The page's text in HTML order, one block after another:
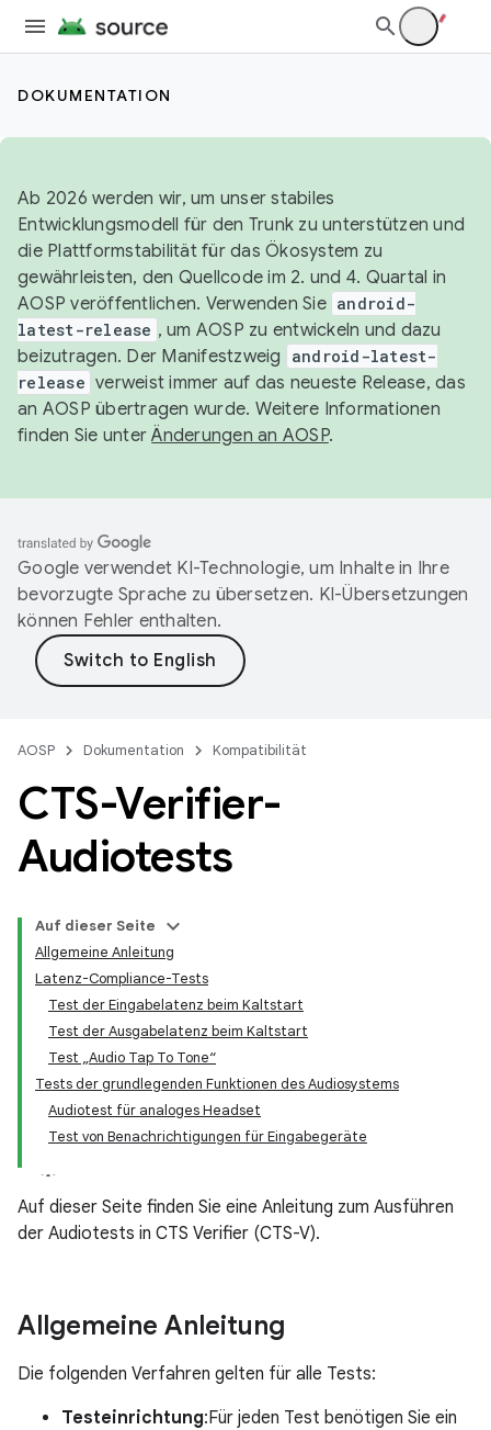
DOKUMENTATION
Ab 2026 werden wir, um unser stabiles
Entwicklungsmodell für den Trunk zu unterstützen und
die Plattformstabilität für das Ökosystem zu
gewährleisten, den Quellcode im 2. und 4. Quartal in
AOSP veröffentlichen. Verwenden Sie android-
latest-release , um AOSP zu entwickeln und dazu
beizutragen. Der Manifestzweig
android-latest-
release verweist immer auf das neueste Release, das
an AOSP übertragen wurde. Weitere Informationen
finden Sie unterÄnderungen an AOSP.
Google verwendet KI-Technologie, um Inhalte in Ihre
bevorzugte Sprache zu übersetzen. KI-Übersetzungen
können Fehler enthalten.
AOSP Dokumentation Kompatibilität
CTS-Verifier-
Audiotests
Auf dieser Seite
Allgemeine Anleitung
Latenz-Compliance-Tests
Test der Eingabelatenz beim Kaltstart
Test der Ausgabelatenz beim Kaltstart
Test „Audio Tap To Tone“
Tests der grundlegenden Funktionen des Audiosystems
Audiotest für analoges Headset
Test von Benachrichtigungen für Eingabegeräte
Auf dieser Seite finden Sie eine Anleitung zum Ausführen
der Audiotests in CTS Verifier (CTS-V).
Allgemeine Anleitung
Die folgenden Verfahren gelten für alle Tests:
Testeinrichtung:Für jeden Test benötigen Sie ein